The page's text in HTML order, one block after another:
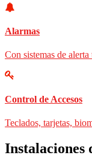
Alarmas
Con sistemas de
Control de Accesos
Teclados, tarjetas,
Instalaciones